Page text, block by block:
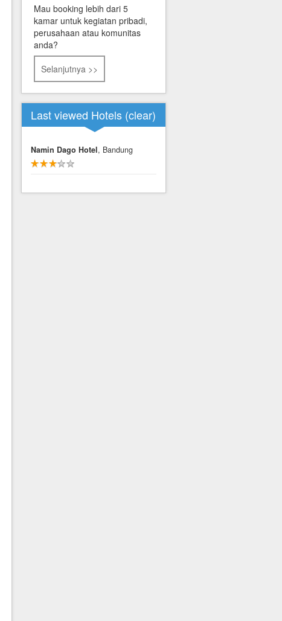
Mau booking lebih dari 5
kamar untuk kegiatan pribadi,
perusahaan atau komunitas
anda?
Selanjutnya >>
Last viewed Hotels (clear)
Namin Dago Hotel, Bandung